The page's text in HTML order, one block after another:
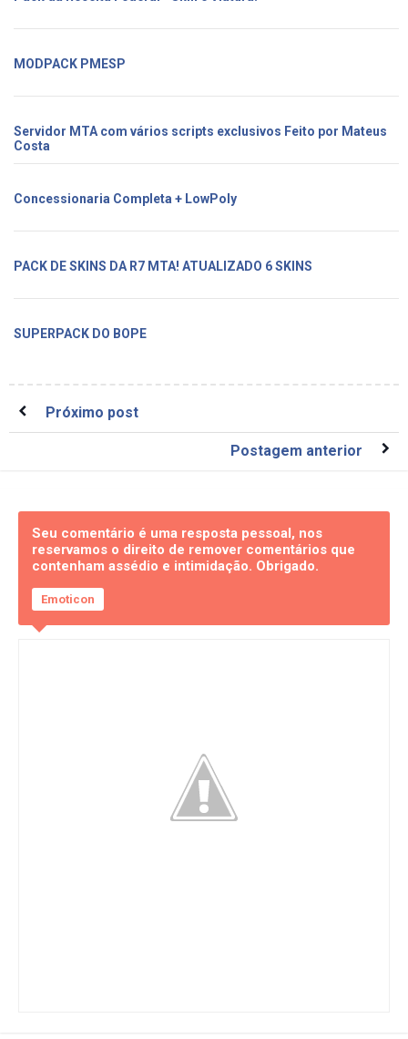
MODPACK PMESP
Servidor MTA com vários scripts exclusivos Feito por Mateus
Costa
Concessionaria Completa + LowPoly
PACK DE SKINS DA R7 MTA! ATUALIZADO 6 SKINS
SUPERPACK DO BOPE
Próximo post
Postagem anterior
Seu comentário é uma resposta pessoal, nos
reservamos o direito de remover comentários que
contenham assédio e intimidação. Obrigado.
Emoticon